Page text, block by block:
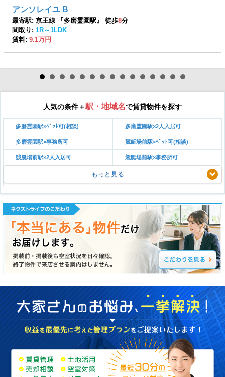
アンソレイユ B
最寄駅: 京王線 『多磨霊園駅』 徒歩8分
間取り: 1R～1LDK
賃料: 9.1万円
人気の条件＋駅・地域名で賃貸物件を探す
多磨霊園駅×ﾍﾟｯﾄ可(相談) 多磨霊園駅×2人入居可
多磨霊園駅×事務所可 競艇場前駅×ﾍﾟｯﾄ可(相談)
競艇場前駅×2人入居可 競艇場前駅×事務所可
もっと見る